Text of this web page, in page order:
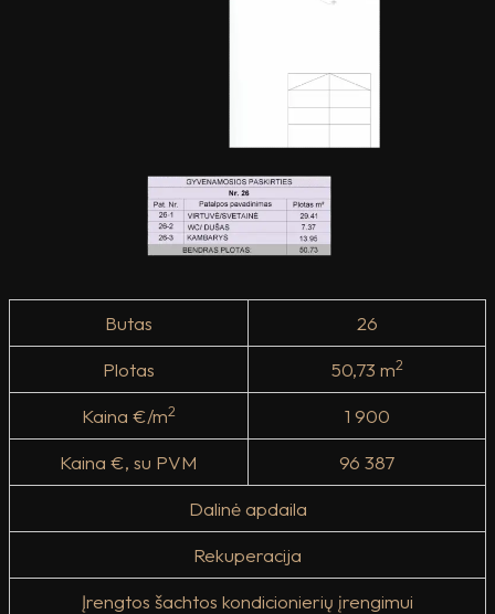
Butas
26
Plotas
50,73 m2
Kaina €/m2
1 900
Kaina €, su PVM
96 387
Dalinė apdaila
Rekuperacija
Įrengtos šachtos kondicionierių įrengimui